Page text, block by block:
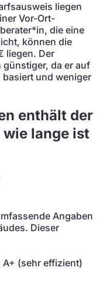
liegen
Vor-Ort-
die eine
können die
liegen. Der
da er auf
und weniger
enthält der
wie lange ist
Angaben
Dieser
A+ (sehr effizient)